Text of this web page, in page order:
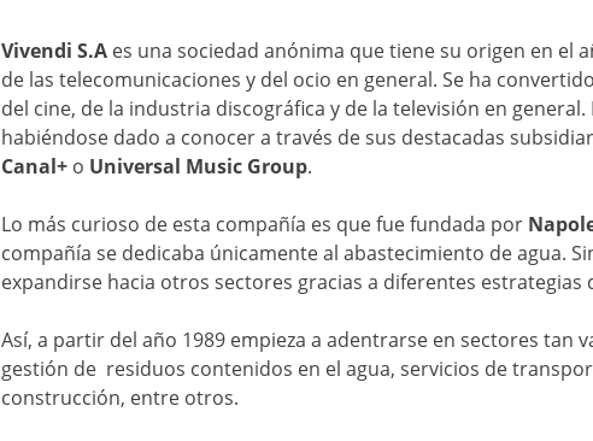
Vivendi S.A es una sociedad anónima que tiene su origen en el
de las telecomunicaciones y del ocio en general. Se ha
del cine, de la industria discográfica y de la televisión en
habiéndose dado a conocer a través de sus destacadas
Canal+ o Universal Music Group.
Lo más curioso de esta compañía es que fue fundada por
compañía se dedicaba únicamente al abastecimiento de agua.
expandirse hacia otros sectores gracias a diferentes estrategias
Así, a partir del año 1989 empieza a adentrarse en sectores tan
gestión de residuos contenidos en el agua, servicios de
construcción, entre otros.